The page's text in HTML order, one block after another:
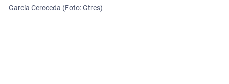
García Cereceda (Foto: Gtres)